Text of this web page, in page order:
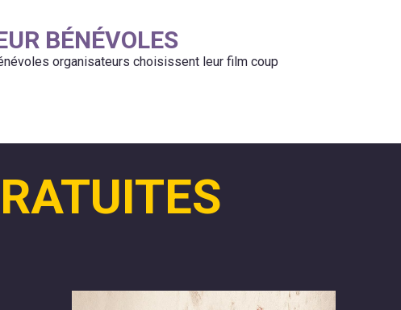
BÉNÉVOLES
organisateurs choisissent leur film coup